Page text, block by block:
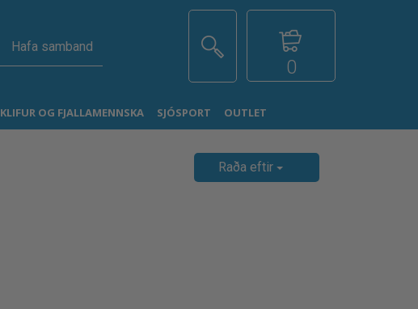
Hafa samband
KLIFUR OG FJALLAMENNSKA SJÓSPORT OUTLET
0
Raða eftir